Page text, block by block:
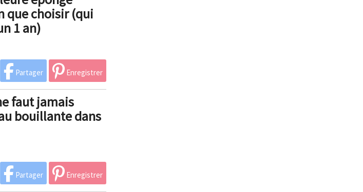
que choisir (qui
1 an)
Partager Enregistrer
faut jamais
bouillante dans
Partager Enregistrer